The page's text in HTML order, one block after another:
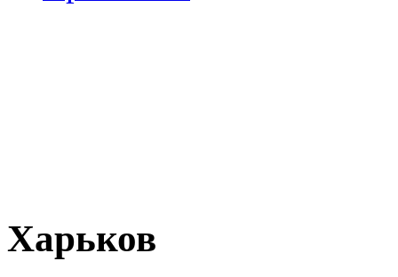
Харьков